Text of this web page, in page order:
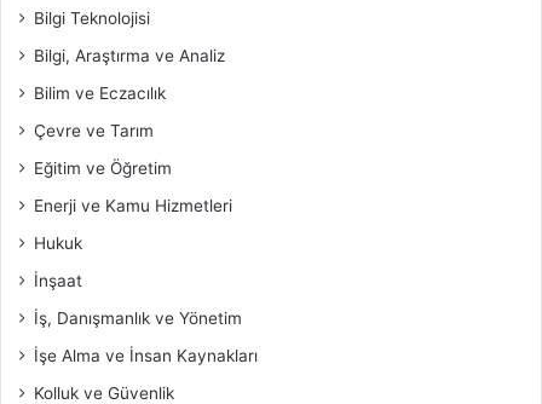
Bilgi Teknolojisi
Bilgi, Araştırma ve Analiz
Bilim ve Eczacılık
Çevre ve Tarım
Eğitim ve Öğretim
Enerji ve Kamu Hizmetleri
Hukuk
İnşaat
İş, Danışmanlık ve Yönetim
İşe Alma ve İnsan Kaynakları
Kolluk ve Güvenlik